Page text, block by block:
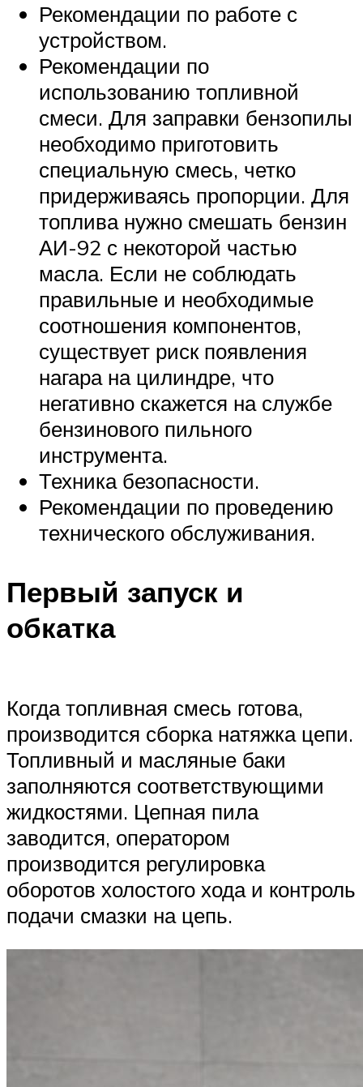
Рекомендации по работе с
устройством.
Рекомендации по
использованию топливной
смеси. Для заправки бензопилы
необходимо приготовить
специальную смесь, четко
придерживаясь пропорции. Для
топлива нужно смешать бензин
АИ-92 с некоторой частью
масла. Если не соблюдать
правильные и необходимые
соотношения компонентов,
существует риск появления
нагара на цилиндре, что
негативно скажется на службе
бензинового пильного
инструмента.
Техника безопасности.
Рекомендации по проведению
технического обслуживания.
Первый запуск и
обкатка
Когда топливная смесь готова,
производится сборка натяжка цепи.
Топливный и масляные баки
заполняются соответствующими
жидкостями. Цепная пила
заводится, оператором
производится регулировка
оборотов холостого хода и контроль
подачи смазки на цепь.